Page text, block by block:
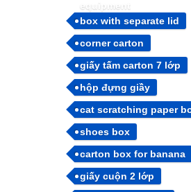
equipment
box with separate lid
corner carton
giấy tấm carton 7 lớp
hộp đựng giầy
cat scratching paper
shoes box
carton box for banana
giấy cuộn 2 lớp